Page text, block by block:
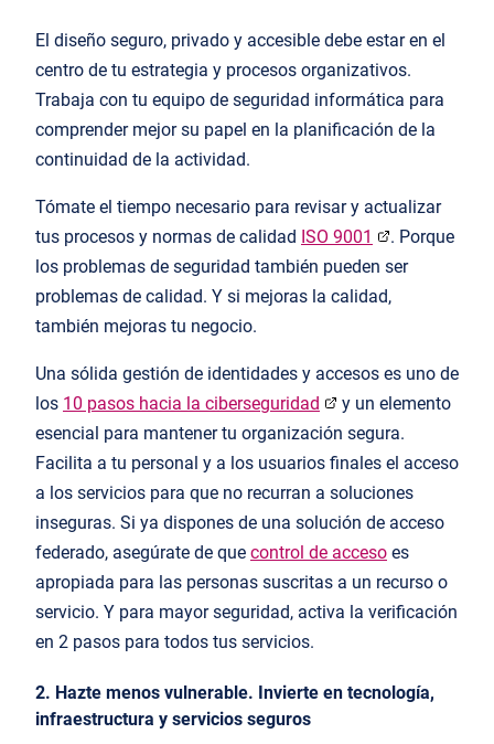
El diseño seguro, privado y accesible debe estar en el
centro de tu estrategia y procesos organizativos.
Trabaja con tu equipo de seguridad informática para
comprender mejor su papel en la planificación de la
continuidad de la actividad.
Tómate el tiempo necesario para revisar y actualizar
tus procesos y normas de calidad ISO 9001
. Porque
los problemas de seguridad también pueden ser
problemas de calidad. Y si mejoras la calidad,
también mejoras tu negocio.
Una sólida gestión de identidades y accesos es uno de
los 10 pasos hacia la ciberseguridad
y un elemento
esencial para mantener tu organización segura.
Facilita a tu personal y a los usuarios finales el acceso
a los servicios para que no recurran a soluciones
inseguras. Si ya dispones de una solución de acceso
federado, asegúrate de que control de acceso es
apropiada para las personas suscritas a un recurso o
servicio. Y para mayor seguridad, activa la verificación
en 2 pasos para todos tus servicios.
2. Hazte menos vulnerable. Invierte en tecnología,
infraestructura y servicios seguros